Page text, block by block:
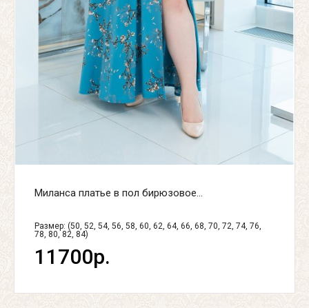
Миланса платье в пол бирюзовое...
Размер: (50, 52, 54, 56, 58, 60, 62, 64, 66, 68, 70, 72, 74, 76,
78, 80, 82, 84)
11700р.